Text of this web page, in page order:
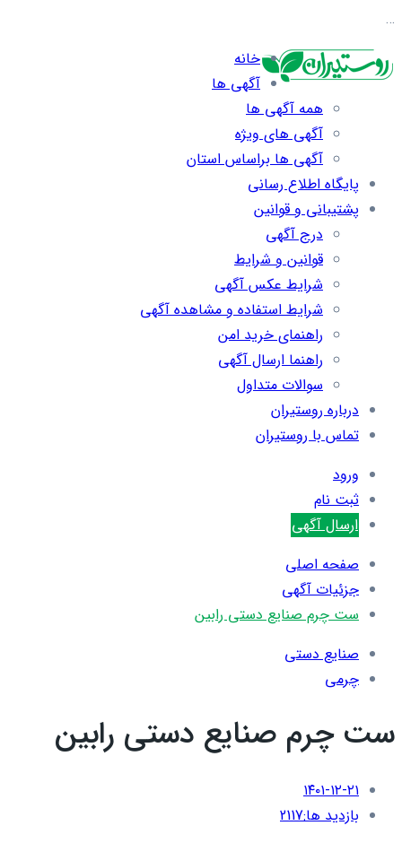
…
خانه
آگهی ها
همه آگهی ها
آگهی های ویژه
آگهی ها براساس استان
پایگاه اطلاع رسانی
پشتیبانی و قوانین
درج آگهی
قوانین و شرایط
شرایط عکس آگهی
شرایط استفاده و مشاهده آگهی
راهنمای خرید امن
راهنما ارسال آگهی
سوالات متداول
درباره روستیران
تماس با روستیران
ورود
ثبت نام
ارسال آگهی
صفحه اصلی
جزئیات آگهی
ست چرم صنایع دستی رابین
صنایع دستی
چرمی
ست چرم صنایع دستی رابین
۱۴۰۱-۱۲-۲۱
بازدید ها:2117